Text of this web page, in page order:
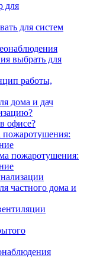
для
для систем
выбрать для
работы,
дома и дач
офисе?
пожаротушения:
пожаротушения:
частного дома и